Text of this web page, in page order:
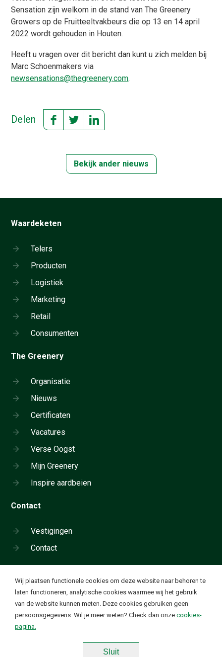
Sensation zijn welkom in de stand van The Greenery
Growers op de Fruitteeltvakbeurs die op 13 en 14 april
2022 wordt gehouden in Houten.
Heeft u vragen over dit bericht dan kunt u zich melden bij
Marc Schoenmakers via
newsensations@thegreenery.com.
Delen
Bekijk ander nieuws
Waardeketen
Telers
Producten
Logistiek
Marketing
Retail
Consumenten
The Greenery
Organisatie
Nieuws
Certificaten
Vacatures
Verse Oogst
Mijn Greenery
Inspire aardbeien
Contact
Vestigingen
Contact
Neem telefonisch contact op:
+31 180 655 911
Algemene voorwaarden
Wij plaatsen functionele cookies om deze website naar behoren te
laten functioneren, analytische cookies waarmee wij het gebruik
van de website kunnen meten. Deze cookies gebruiken geen
persoonsgegevens. Wil je meer weten? Check dan onze cookies-
pagina.
Sluit
Cookie instellingen
✔
Ik wil functionele en analytische cookies. Deze cookies
worden geplaatst om onze website goed te laten
functioneren en om bezoekstatistieken te verzamelen op
basis van geanonimiseerde ip-adressen.